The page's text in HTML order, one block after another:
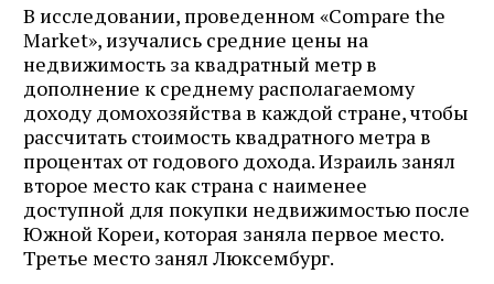
В исследовании, проведенном «Compare the
Market», изучались средние цены на
недвижимость за квадратный метр в
дополнение к среднему располагаемому
доходу домохозяйства в каждой стране, чтобы
рассчитать стоимость квадратного метра в
процентах от годового дохода. Израиль занял
второе место как страна с наименее
доступной для покупки недвижимостью после
Южной Кореи, которая заняла первое место.
Третье место занял Люксембург.